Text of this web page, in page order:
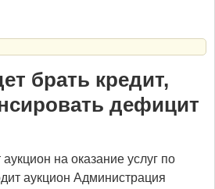
брать кредит,
дефицит
на оказание услуг по
аукцион Администрация